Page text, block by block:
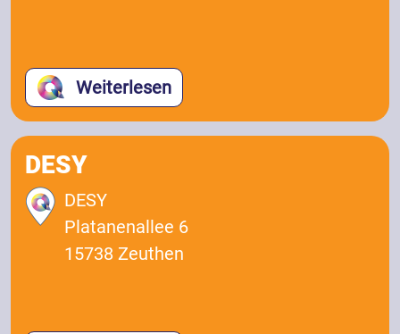
Weiterlesen
DESY
DESY
Platanenallee 6
15738 Zeuthen